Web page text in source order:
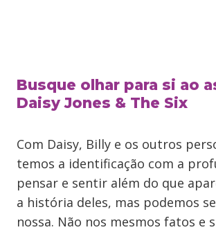
Busque olhar para si ao
Daisy Jones & The Six
Com Daisy, Billy e os outros
temos a identificação com a
pensar e sentir além do que
a história deles, mas podemos
nossa. Não nos mesmos fatos e